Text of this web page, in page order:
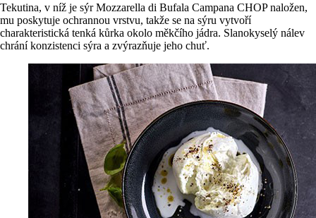
Tekutina, v níž je sýr Mozzarella di Bufala Campana CHOP naložen,
mu poskytuje ochrannou vrstvu, takže se na sýru vytvoří
charakteristická tenká kůrka okolo měkčího jádra. Slanokyselý nálev
chrání konzistenci sýra a zvýrazňuje jeho chuť.